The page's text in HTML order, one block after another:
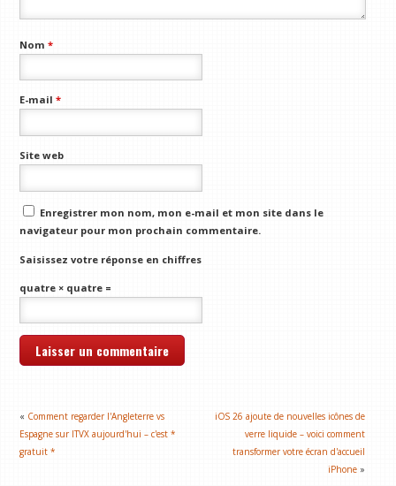
Nom*
E-mail*
Site web
Enregistrer mon nom, mon e-mail et mon site dans le
navigateur pour mon prochain commentaire.
Saisissez votre réponse en chiffres
quatre × quatre =
« Comment regarder l'Angleterre vs
Espagne sur ITVX aujourd'hui – c'est *
gratuit *
iOS 26 ajoute de nouvelles icônes de
verre liquide – voici comment
transformer votre écran d'accueil
iPhone »